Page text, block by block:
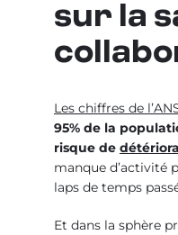
sur la
Les chiffres de
95% de la
risque de
manque d’activité
laps de temps
Et dans la sphère